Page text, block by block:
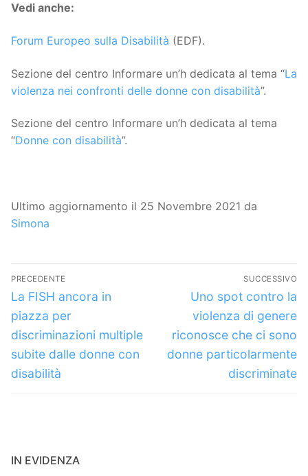
Vedi anche:
Forum Europeo sulla Disabilità (EDF).
Sezione del centro Informare un’h dedicata al tema “La
violenza nei confronti delle donne con disabilità”.
Sezione del centro Informare un’h dedicata al tema
“Donne con disabilità”.
Ultimo aggiornamento il 25 Novembre 2021 da
Simona
Navigazione
articoli
PRECEDENTE
Articolo
precedente:
La FISH ancora in
piazza per
discriminazioni multiple
subite dalle donne con
disabilità
SUCCESSIVO
Articolo
successivo:
Uno spot contro la
violenza di genere
riconosce che ci sono
donne particolarmente
discriminate
IN EVIDENZA